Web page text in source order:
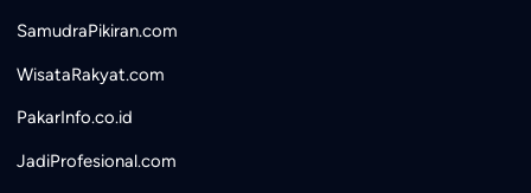
SamudraPikiran.com
WisataRakyat.com
PakarInfo.co.id
JadiProfesional.com